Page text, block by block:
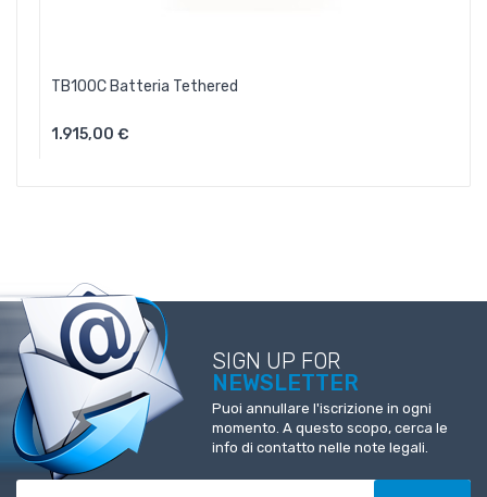
TB100C Batteria Tethered
1.915,00 €Aggiungi Al Carrello
SIGN UP FOR
NEWSLETTER
Puoi annullare l'iscrizione in ogni
momento. A questo scopo, cerca le
info di contatto nelle note legali.